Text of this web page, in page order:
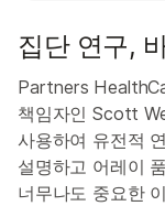
집단 연구,
Partners
책임자인 Scott
사용하여 유전적
설명하고 어레이
너무나도 중요한